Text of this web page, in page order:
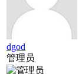
dgod
管理员